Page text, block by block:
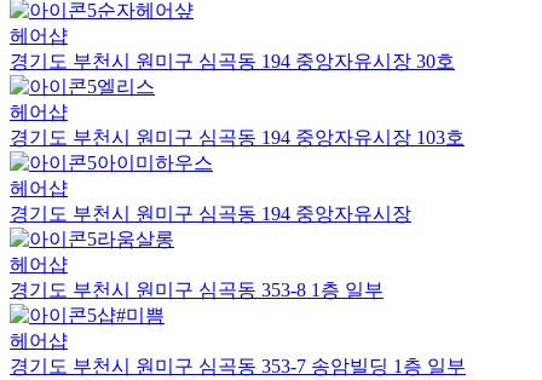
순자헤어샾
헤어샵
경기도 부천시 원미구 심곡동 194 중앙자유시장 30호
엘리스
헤어샵
경기도 부천시 원미구 심곡동 194 중앙자유시장 103호
아이미하우스
헤어샵
경기도 부천시 원미구 심곡동 194 중앙자유시장
라움살롱
헤어샵
경기도 부천시 원미구 심곡동 353-8 1층 일부
샵#미쁨
헤어샵
경기도 부천시 원미구 심곡동 353-7 송암빌딩 1층 일부